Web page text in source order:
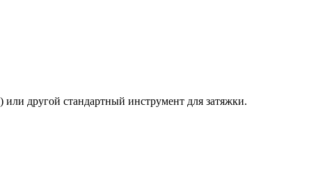
другой стандартный инструмент для затяжки.